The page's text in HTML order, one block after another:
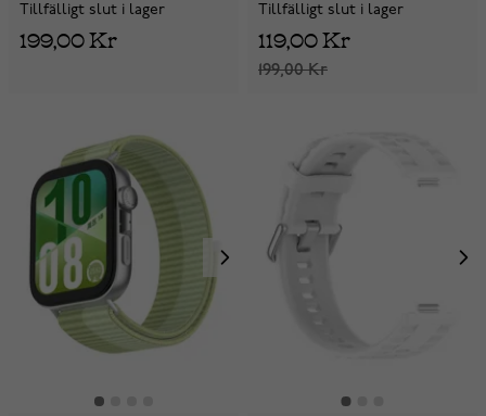
Tillfälligt slut i lager
199,00 Kr
Tillfälligt slut i lager
199,00 Kr
119,00 Kr